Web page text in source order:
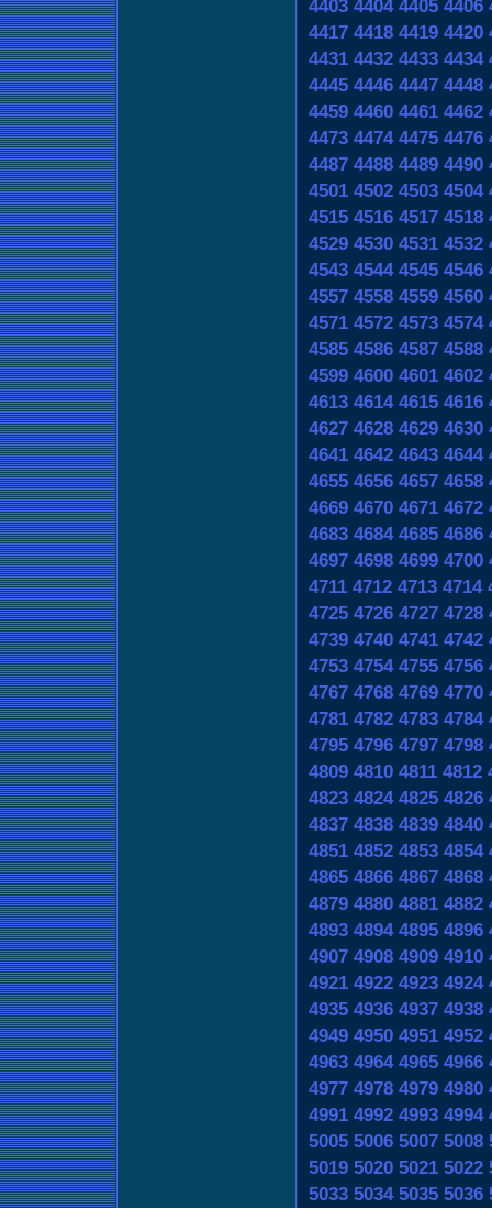
4403 4404 4405 4406
4417 4418 4419 4420
4431 4432 4433 4434
4445 4446 4447 4448
4459 4460 4461 4462
4473 4474 4475 4476
4487 4488 4489 4490
4501 4502 4503 4504
4515 4516 4517 4518
4529 4530 4531 4532
4543 4544 4545 4546
4557 4558 4559 4560
4571 4572 4573 4574
4585 4586 4587 4588
4599 4600 4601 4602
4613 4614 4615 4616
4627 4628 4629 4630
4641 4642 4643 4644
4655 4656 4657 4658
4669 4670 4671 4672
4683 4684 4685 4686
4697 4698 4699 4700
4711 4712 4713 4714
4725 4726 4727 4728
4739 4740 4741 4742
4753 4754 4755 4756
4767 4768 4769 4770
4781 4782 4783 4784
4795 4796 4797 4798
4809 4810 4811 4812
4823 4824 4825 4826
4837 4838 4839 4840
4851 4852 4853 4854
4865 4866 4867 4868
4879 4880 4881 4882
4893 4894 4895 4896
4907 4908 4909 4910
4921 4922 4923 4924
4935 4936 4937 4938
4949 4950 4951 4952
4963 4964 4965 4966
4977 4978 4979 4980
4991 4992 4993 4994
5005 5006 5007 5008
5019 5020 5021 5022
5033 5034 5035 5036